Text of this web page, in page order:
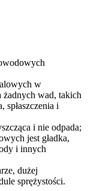
w
żadnych wad, takich
spłaszczenia i
i nie odpada;
jest gładka,
i innych
dużej
sprężystości.